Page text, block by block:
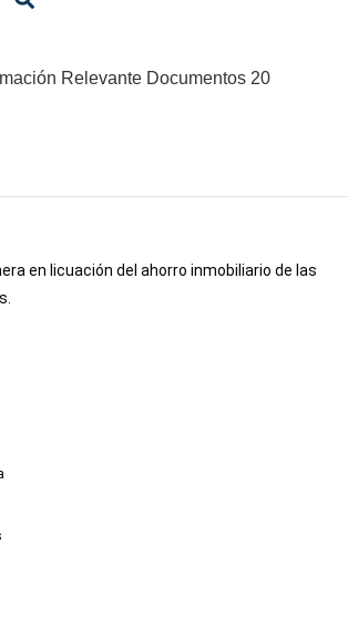
Relevante Documentos 20
en licuación del ahorro inmobiliario de las